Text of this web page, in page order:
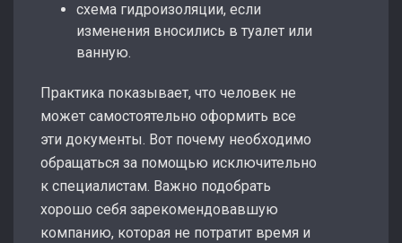
схема гидроизоляции, если
изменения вносились в туалет или
ванную.
Практика показывает, что человек не
может самостоятельно оформить все
эти документы. Вот почему необходимо
обращаться за помощью исключительно
к специалистам. Важно подобрать
хорошо себя зарекомендовавшую
компанию, которая не потратит время и